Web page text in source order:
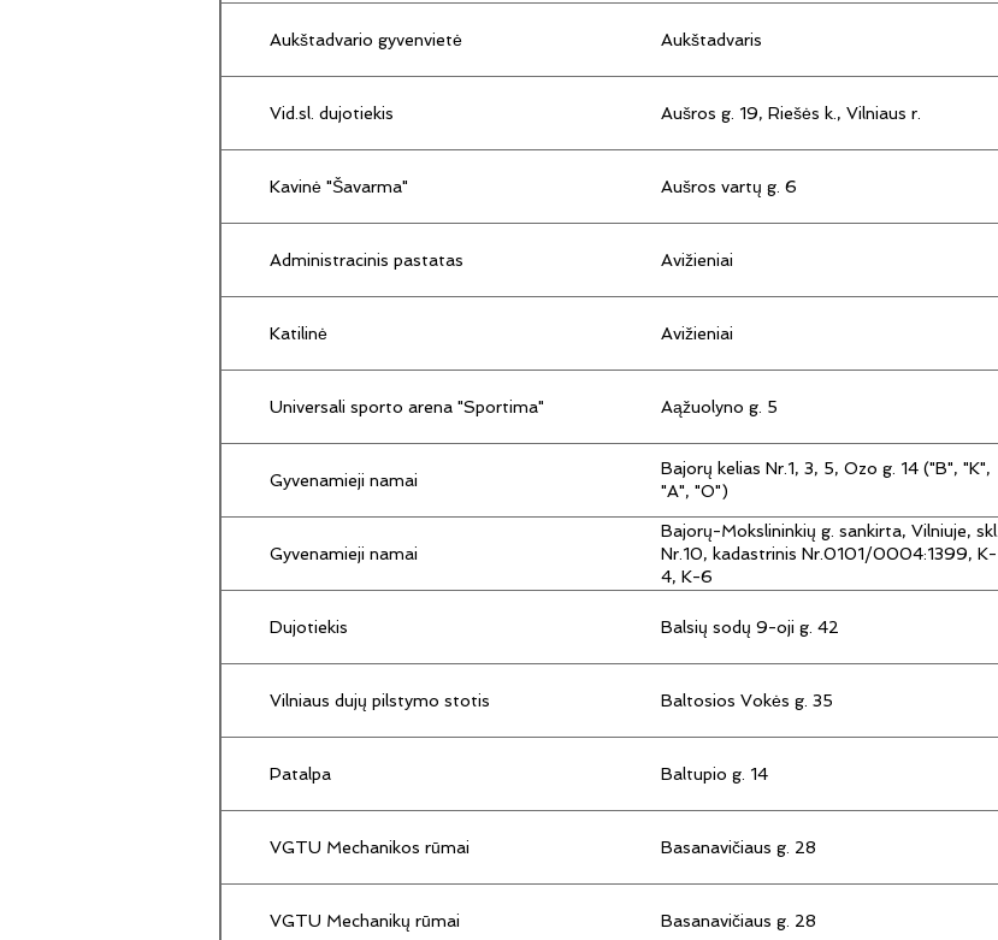
Aukštadvario gyvenvietė Aukštadvaris
Vid.sl. dujotiekis Aušros g. 19, Riešės k., Vilniaus r.
Kavinė "Šavarma" Aušros vartų g. 6
Administracinis pastatas Avižieniai
Katilinė Avižieniai
Universali sporto arena "Sportima" Aąžuolyno g. 5
Gyvenamieji namai
Bajorų kelias Nr.1, 3, 5, Ozo g. 14 ("B", "K",
"A", "O")
Gyvenamieji namai
Bajorų-Mokslininkių g. sankirta, Vilniuje, skl.
Nr.10, kadastrinis Nr.0101/0004:1399, K-
4, K-6
Dujotiekis Balsių sodų 9-oji g. 42
Vilniaus dujų pilstymo stotis Baltosios Vokės g. 35
Patalpa Baltupio g. 14
VGTU Mechanikos rūmai Basanavičiaus g. 28
VGTU Mechanikų rūmai Basanavičiaus g. 28